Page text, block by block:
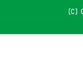
(c)